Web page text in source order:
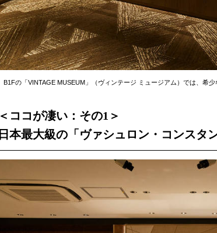
B1Fの「VINTAGE MUSEUM」（ヴィンテージ ミュージアム）では、希
＜ココが凄い：その1＞
日本最大級の「ヴァシュロン・コンスタ